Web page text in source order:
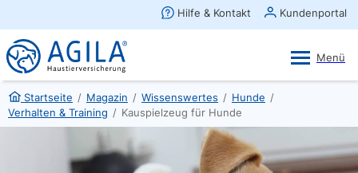
Startseite / Magazin / Wissenswertes / Hunde /
Verhalten & Training / Kauspielzeug für Hunde
×
AGILA Kunden-App
Gratis - Im Play Store laden
Ansehen